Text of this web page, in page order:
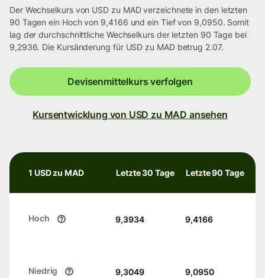
Der Wechselkurs von USD zu MAD verzeichnete in den letzten
90 Tagen ein Hoch von 9,4166 und ein Tief von 9,0950. Somit
lag der durchschnittliche Wechselkurs der letzten 90 Tage bei
9,2936. Die Kursänderung für USD zu MAD betrug 2.07.
Devisenmittelkurs verfolgen
Kursentwicklung von USD zu MAD ansehen
1 USD zu MAD Letzte 30 Tage Letzte 90 Tage
Hoch 9,3934 9,4166
Niedrig 9,3049 9,0950